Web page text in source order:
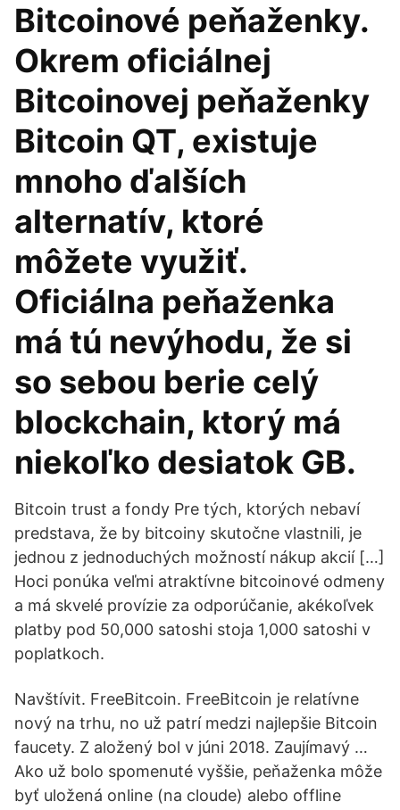
Bitcoinové peňaženky.
Okrem oficiálnej
Bitcoinovej peňaženky
Bitcoin QT, existuje
mnoho ďalších
alternatív, ktoré
môžete využiť.
Oficiálna peňaženka
má tú nevýhodu, že si
so sebou berie celý
blockchain, ktorý má
niekoľko desiatok GB.
Bitcoin trust a fondy Pre tých, ktorých nebaví
predstava, že by bitcoiny skutočne vlastnili, je
jednou z jednoduchých možností nákup akcií […]
Hoci ponúka veľmi atraktívne bitcoinové odmeny
a má skvelé provízie za odporúčanie, akékoľvek
platby pod 50,000 satoshi stoja 1,000 satoshi v
poplatkoch.
Navštívit. FreeBitcoin. FreeBitcoin je relatívne
nový na trhu, no už patrí medzi najlepšie Bitcoin
faucety. Z aložený bol v júni 2018. Zaujímavý …
Ako už bolo spomenuté vyššie, peňaženka môže
byť uložená online (na cloude) alebo offline